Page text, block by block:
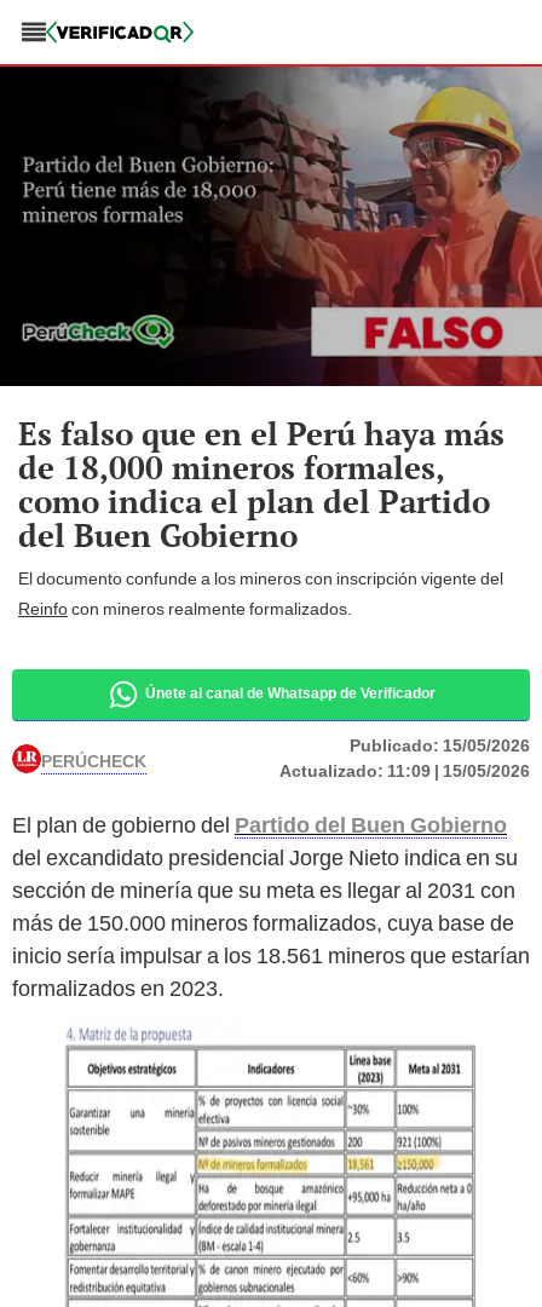
Es falso que en el Perú haya más
de 18,000 mineros formales,
como indica el plan del Partido
del Buen Gobierno
El documento confunde a los mineros con inscripción vigente del
Reinfocon mineros realmente formalizados.
Únete al canal de Whatsapp de Verificador
PERÚCHECK Publicado: 15/05/2026
Actualizado: 11:09 | 15/05/2026
El plan de gobierno del Partido del Buen Gobierno
del excandidato presidencial Jorge Nieto indica en su
sección de minería que su meta es llegar al 2031 con
más de 150.000 mineros formalizados, cuya base de
inicio sería impulsar a los 18.561 mineros que estarían
formalizados en 2023.